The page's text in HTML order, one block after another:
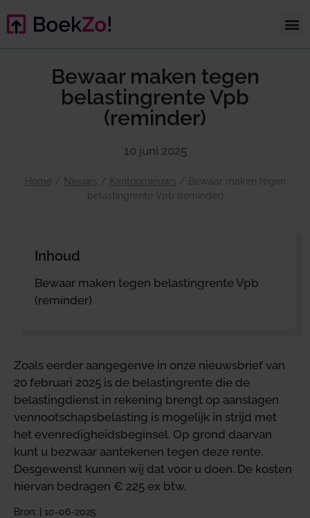
Bewaar maken tegen
belastingrente Vpb
(reminder)
10 juni 2025
Home / Nieuws / Kantoornieuws / Bewaar maken tegen
belastingrente Vpb (reminder)
Inhoud
Bewaar maken tegen belastingrente Vpb
(reminder)
Zoals eerder aangegenve in onze nieuwsbrief van
20 februari 2025 is de belastingrente die de
belastingdienst in rekening brengt op aanslagen
vennootschapsbelasting is mogelijk in strijd met
het evenredigheidsbeginsel. Op grond daarvan
kunt u bezwaar aantekenen tegen deze rente.
Desgewenst kunnen wij dat voor u doen. De kosten
hiervan bedragen € 225 ex btw.
Bron: | 10-06-2025